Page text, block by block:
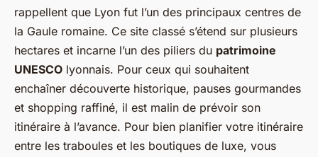
rappellent que Lyon fut l’un des principaux centres de
la Gaule romaine. Ce site classé s’étend sur plusieurs
hectares et incarne l’un des piliers du patrimoine
UNESCO lyonnais. Pour ceux qui souhaitent
enchaîner découverte historique, pauses gourmandes
et shopping raffiné, il est malin de prévoir son
itinéraire à l’avance. Pour bien planifier votre itinéraire
entre les traboules et les boutiques de luxe, vous